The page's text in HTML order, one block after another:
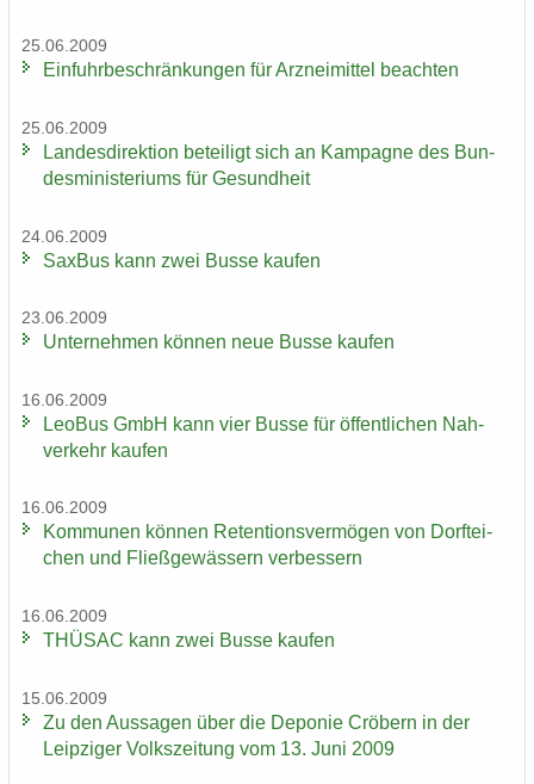
25.06.2009
Ein­fuhr­be­schrän­kun­gen für Arz­nei­mit­tel be­ach­ten
25.06.2009
Lan­des­di­rek­ti­on be­tei­ligt sich an Kam­pa­gne des Bun­
des­mi­nis­te­ri­ums für Ge­sund­heit
24.06.2009
Sax­Bus kann zwei Busse kau­fen
23.06.2009
Un­ter­neh­men kön­nen neue Busse kau­fen
16.06.2009
LeoBus GmbH kann vier Busse für öf­fent­li­chen Nah­
ver­kehr kau­fen
16.06.2009
Kom­mu­nen kön­nen Re­ten­ti­ons­ver­mö­gen von Dorf­tei­
chen und Fließ­ge­wäs­sern ver­bes­sern
16.06.2009
THÜ­SAC kann zwei Busse kau­fen
15.06.2009
Zu den Aus­sa­gen über die De­po­nie Crö­bern in der
Leip­zi­ger Volks­zei­tung vom 13. Juni 2009